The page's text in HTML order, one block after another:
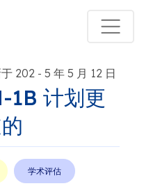
202 - 5 年 5 月 12 日
1B 计划更
学术评估